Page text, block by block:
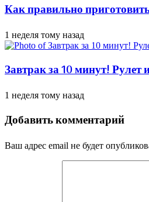
Как правильно
1 неделя тому назад
Завтрак за 10 минут!
1 неделя тому назад
Добавить комментарий
Ваш адрес email не будет